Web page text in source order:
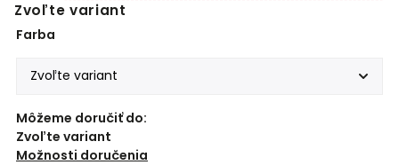
Zvoľte variant
Farba
Môžeme doručiť do:
Zvoľte variant
Možnosti doručenia